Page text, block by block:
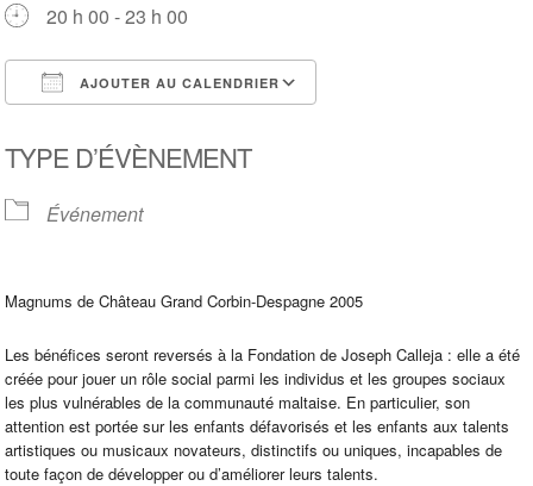
20 h 00 - 23 h 00
AJOUTER AU CALENDRIER
TYPE D’ÉVÈNEMENT
Événement
Magnums de Château Grand Corbin-Despagne 2005
Les bénéfices seront reversés à la Fondation de Joseph Calleja : elle a été
créée pour jouer un rôle social parmi les individus et les groupes sociaux
les plus vulnérables de la communauté maltaise. En particulier, son
attention est portée sur les enfants défavorisés et les enfants aux talents
artistiques ou musicaux novateurs, distinctifs ou uniques, incapables de
toute façon de développer ou d’améliorer leurs talents.